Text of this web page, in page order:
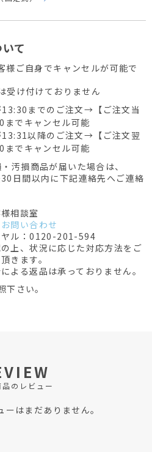
て
様ご自身でキャンセルが可能で
受け付けておりません
13:30までのご注文→【ご注文当
までキャンセル可能
13:31以降のご注文→【ご注文翌
までキャンセル可能
汚損商品が届いた場合は、
日間以内に下記連絡先へご連絡
相談室
問い合わせ
ヤル：0120-201-594
上、状況に応じた対応方法をご
きます。
よる返品は承っておりません。
下さい。
品のレビュー
ーはまだありません。